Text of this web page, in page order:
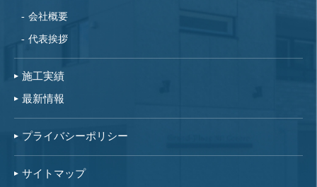
会社概要
代表挨拶
施工実績
最新情報
プライバシーポリシー
サイトマップ